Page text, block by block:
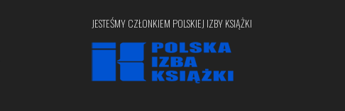
JESTEŚMY CZŁONKIEM POLSKIEJ IZBY KSIĄŻKI